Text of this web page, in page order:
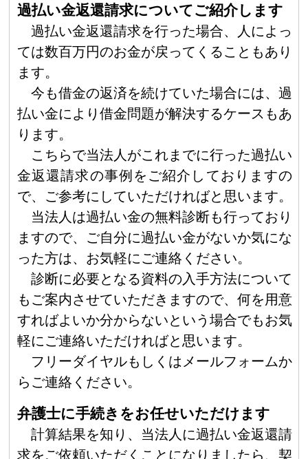
過払い金返還請求についてご紹介します
過払い金返還請求を行った場合、人によっ
ては数百万円のお金が戻ってくることもあり
ます。
今も借金の返済を続けていた場合には、過
払い金により借金問題が解決するケースもあ
ります。
こちらで当法人がこれまでに行った過払い
金返還請求の事例をご紹介しておりますの
で、ご参考にしていただければと思います。
当法人は過払い金の無料診断も行っており
ますので、ご自分に過払い金がないか気にな
った方は、お気軽にご連絡ください。
診断に必要となる資料の入手方法について
もご案内させていただきますので、何を用意
すればよいか分からないという場合でもお気
軽にご連絡いただければと思います。
フリーダイヤルもしくはメールフォームか
らご連絡ください。
弁護士に手続きをお任せいただけます
計算結果を知り、当法人に過払い金返還請
求をご依頼いただくことになりましたら、契